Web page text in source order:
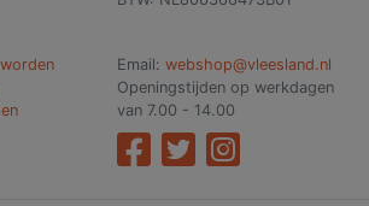
Email: webshop@vleesland.nl
Openingstijden op werkdagen
van 7.00 - 14.00